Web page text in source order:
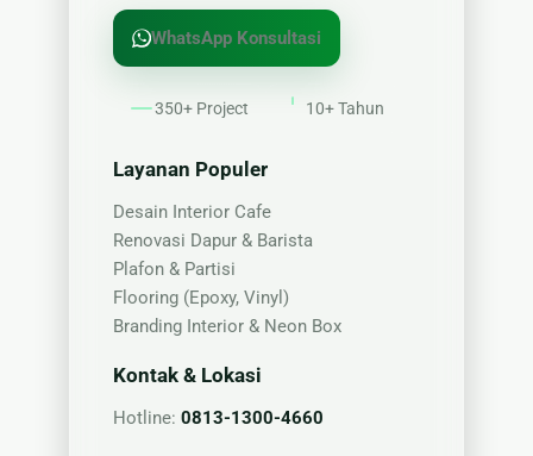
WhatsApp Konsultasi
350+ Project 10+ Tahun
Layanan Populer
Desain Interior Cafe
Renovasi Dapur & Barista
Plafon & Partisi
Flooring (Epoxy, Vinyl)
Branding Interior & Neon Box
Kontak & Lokasi
Hotline:0813-1300-4660